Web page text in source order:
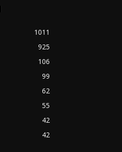
1011
925
106
99
62
55
42
42